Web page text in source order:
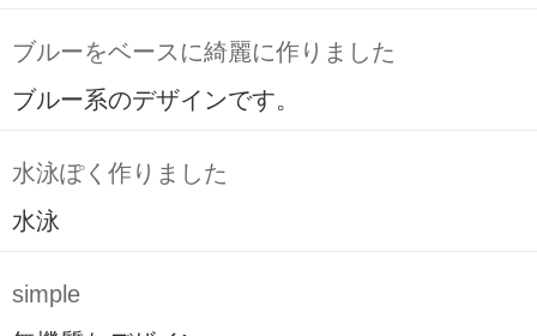
ブルーをベースに綺麗に作りました
ブルー系のデザインです。
水泳ぽく作りました
水泳
simple